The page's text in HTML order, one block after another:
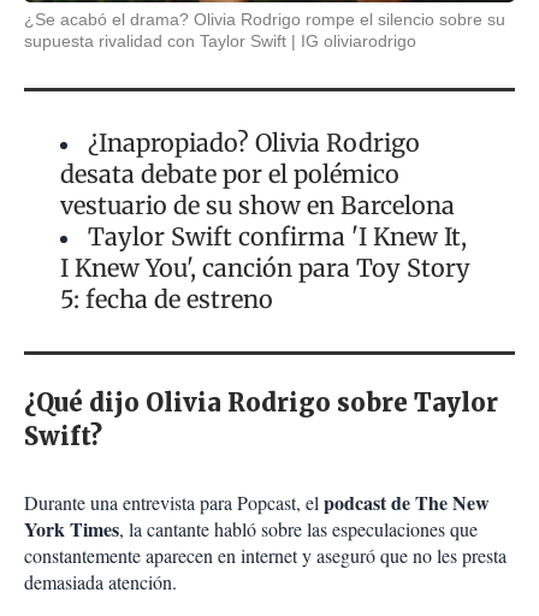
¿Se acabó el drama? Olivia Rodrigo rompe el silencio sobre su
supuesta rivalidad con Taylor Swift
IG oliviarodrigo
¿Inapropiado? Olivia Rodrigo
desata debate por el polémico
vestuario de su show en Barcelona
Taylor Swift confirma 'I Knew It,
I Knew You', canción para Toy Story
5: fecha de estreno
¿Qué dijo Olivia Rodrigo sobre Taylor
Swift?
Durante una entrevista para Popcast, el podcast de The New
York Times, la cantante habló sobre las especulaciones que
constantemente aparecen en internet y aseguró que no les presta
demasiada atención.